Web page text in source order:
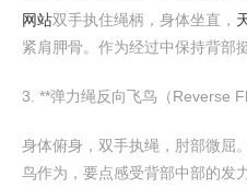
网站双手执住绳柄，身体坐直，
紧肩胛骨。作为经过中保持背部
3. **弹力绳反向飞鸟（Reverse
身体俯身，双手执绳，肘部微屈
鸟作为，要点感受背部中部的发